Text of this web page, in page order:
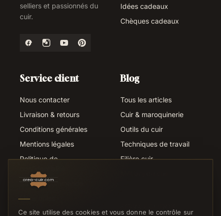
selliers et passionnés du
cuir.
Idées cadeaux
Chèques cadeaux
Service client
Nous contacter
Livraison & retours
Conditions générales
Mentions légales
Politique de
Suivi de commande
Liens utiles
Blog
Tous les articles
Cuir & maroquinerie
Outils du cuir
Techniques de travail
Filière cuir
Ce site utilise des cookies et vous donne le contrôle sur